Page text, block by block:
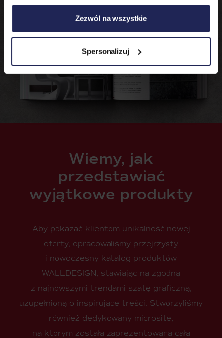
Korzystanie z plików cookie w wymienionych celach
wiąże się z przetwarzaniem Twoich danych osobowych.
Administratorem tych danych jest PromoAgency sp. z
o.o., a w niektórych przypadkach także nasi partnerzy.
Szczegółowe informacje na temat stosowania cookie
oraz przetwarzania danych osobowych, w tym
przysługujących Ci uprawnień, znajdziesz w naszej
Polityce Cookies.
Zezwól na wszystkie
Spersonalizuj
Wiemy, jak
przedstawiać
wyjątkowe produkty
Aby pokazać klientom unikalność nowej
oferty, opracowaliśmy przejrzysty
i nowoczesny katalog produktów
WALLDESIGN, stawiając na zgodną
z najnowszymi trendami szatę graficzną,
uzupełnioną o inspirujące treści. Stworzyliśmy
również dedykowany microsite,
na którym została zaprezentowana cała